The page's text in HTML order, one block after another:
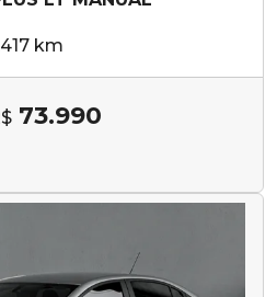
km
73.990